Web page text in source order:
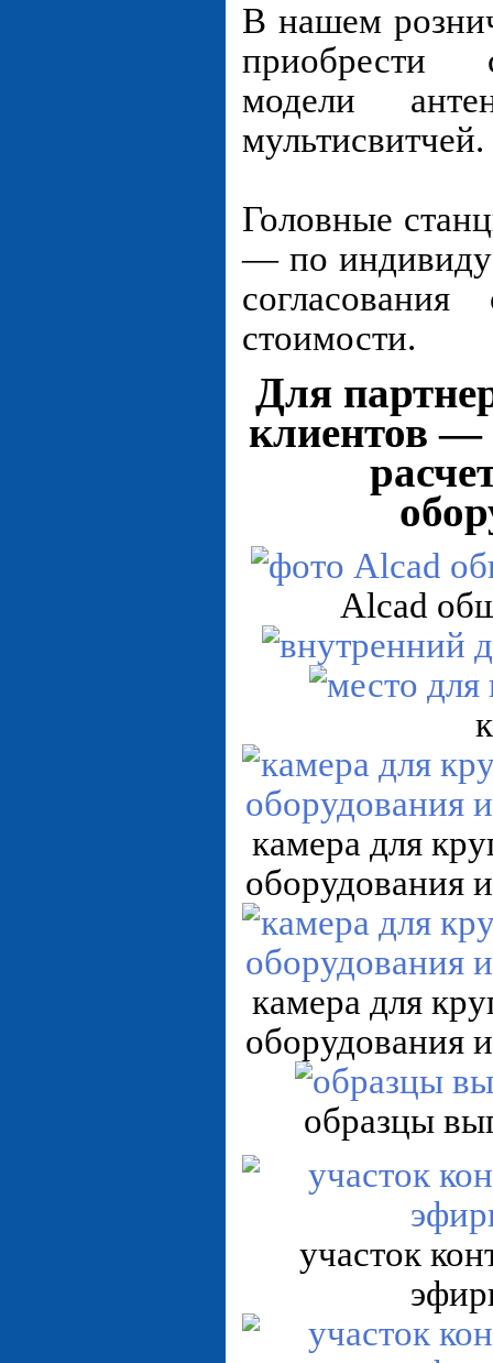
В нашем
приобрести
модели
мультисвитчей.
Головные
— по
стоимости.
Для
клиентов —
Alcad
камера для
оборудования
камера для
оборудования
образцы
участок